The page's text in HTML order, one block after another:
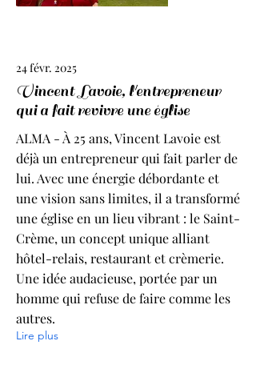
24 févr. 2025
Vincent Lavoie, l'entrepreneur
qui a fait revivre une église
ALMA - À 25 ans, Vincent Lavoie est
déjà un entrepreneur qui fait parler de
lui. Avec une énergie débordante et
une vision sans limites, il a transformé
une église en un lieu vibrant : le Saint-
Crème, un concept unique alliant
hôtel-relais, restaurant et crèmerie.
Une idée audacieuse, portée par un
homme qui refuse de faire comme les
autres.
Lire plus